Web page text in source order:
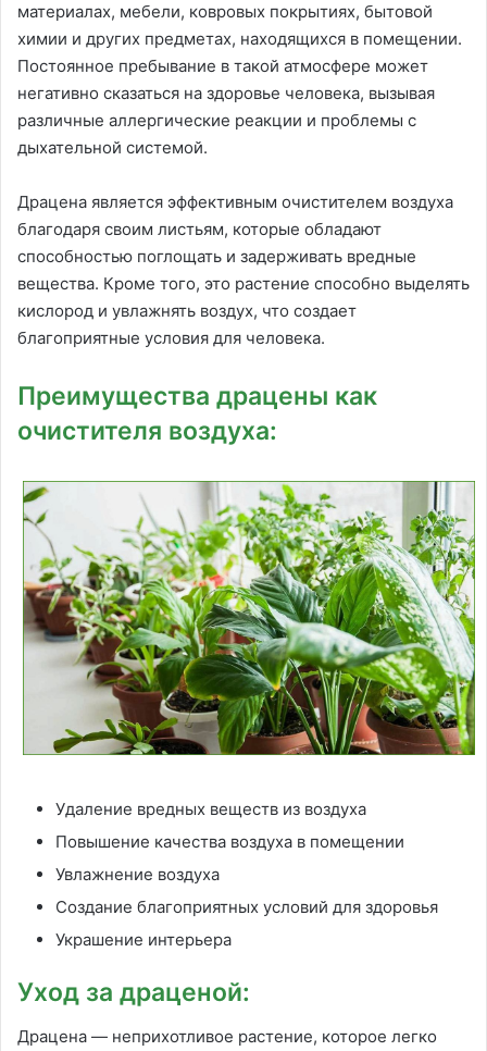
материалах, мебели, ковровых покрытиях, бытовой
химии и других предметах, находящихся в помещении.
Постоянное пребывание в такой атмосфере может
негативно сказаться на здоровье человека, вызывая
различные аллергические реакции и проблемы с
дыхательной системой.
Драцена является эффективным очистителем воздуха
благодаря своим листьям, которые обладают
способностью поглощать и задерживать вредные
вещества. Кроме того, это растение способно выделять
кислород и увлажнять воздух, что создает
благоприятные условия для человека.
Преимущества драцены как
очистителя воздуха:
Удаление вредных веществ из воздуха
Повышение качества воздуха в помещении
Увлажнение воздуха
Создание благоприятных условий для здоровья
Украшение интерьера
Уход за драценой:
Драцена — неприхотливое растение, которое легко